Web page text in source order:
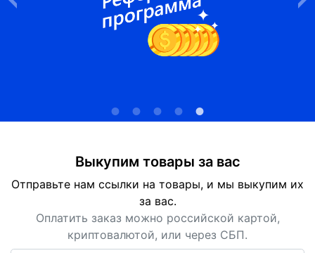
Выкупим товары за вас
Отправьте нам ссылки на товары, и мы выкупим их
за вас.
Оплатить заказ можно российской картой,
криптовалютой, или через СБП.